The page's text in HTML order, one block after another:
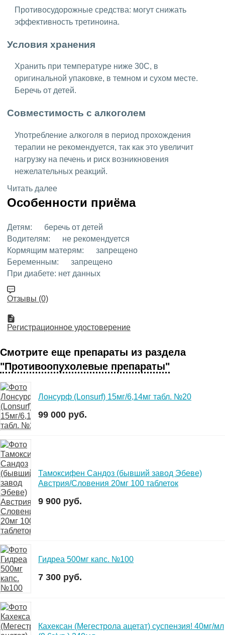
Противосудорожные средства: могут снижать
эффективность третиноина.
Условия хранения
Хранить при температуре ниже 30C, в
оригинальной упаковке, в темном и сухом месте.
Беречь от детей.
Совместимость с алкоголем
Употребление алкоголя в период прохождения
терапии не рекомендуется, так как это увеличит
нагрузку на печень и риск возникновения
нежелательных реакций.
Читать далее
Особенности приёма
Детям:
беречь от детей
Водителям:
не рекомендуется
Кормящим матерям:
запрещено
Беременным:
запрещено
При диабете: нет данных
Отзывы (0)
Регистрационное удостоверение
Смотрите еще препараты из раздела
"Противоопухолевые препараты"
Лонсурф (Lonsurf) 15мг/6,14мг табл. №20
99 000 руб.
Тамоксифен Сандоз (бывший завод Эбеве)
Австрия/Словения 20мг 100 таблеток
9 900 руб.
Гидреа 500мг капс. №100
7 300 руб.
Кахексан (Мегестрола ацетат) суспензия! 40мг/мл